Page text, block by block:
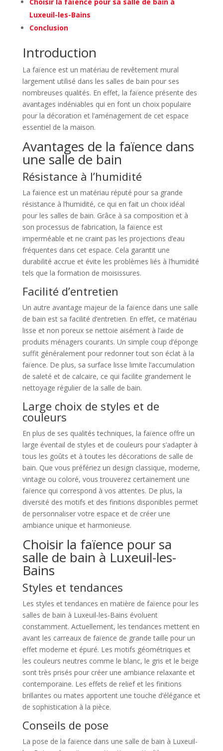
Luxeuil-les-Bains
Conclusion
Introduction
La faïence est un matériau de revêtement mural
largement utilisé dans les salles de bain pour ses
nombreuses qualités. En effet, la faïence présente des
avantages indéniables qui en font un choix populaire
pour la décoration et l’aménagement de cet espace
essentiel de la maison.
Avantages de la faïence dans
une salle de bain
Résistance à l’humidité
La faïence est un matériau réputé pour sa grande
résistance à l’humidité, ce qui en fait un choix idéal
pour les salles de bain. Grâce à sa composition et à
son processus de fabrication, la faïence est
imperméable et ne craint pas les projections d’eau
fréquentes dans cet espace. Cela garantit une
durabilité accrue et évite les problèmes liés à l’humidité
tels que la formation de moisissures.
Facilité d’entretien
Un autre avantage majeur de la faïence dans une salle
de bain est sa facilité d’entretien. En effet, ce matériau
lisse et non poreux se nettoie aisément à l’aide de
produits ménagers courants. Un simple coup d’éponge
suffit généralement pour redonner tout son éclat à la
faïence. De plus, sa surface lisse limite l’accumulation
de saleté et de calcaire, ce qui facilite grandement le
nettoyage régulier de la salle de bain.
Large choix de styles et de
couleurs
En plus de ses qualités techniques, la faïence offre un
large éventail de styles et de couleurs pour s’adapter à
tous les goûts et à toutes les décorations de salle de
bain. Que vous préfériez un design classique, moderne,
vintage ou coloré, vous trouverez certainement une
faïence qui correspond à vos attentes. De plus, la
diversité des motifs et des finitions disponibles permet
de personnaliser votre espace et de créer une
ambiance unique et harmonieuse.
Choisir la faïence pour sa
salle de bain à Luxeuil-les-
Bains
Styles et tendances
Les styles et tendances en matière de faïence pour les
salles de bain à Luxeuil-les-Bains évoluent
constamment. Actuellement, les tendances mettent en
avant les carreaux de faïence de grande taille pour un
effet moderne et épuré. Les motifs géométriques et
les couleurs neutres comme le blanc, le gris et le beige
sont très prisés pour créer une ambiance relaxante et
contemporaine. Les effets de relief et les finitions
brillantes ou mates apportent une touche d’élégance et
de sophistication à la pièce.
Conseils de pose
La pose de la faïence dans une salle de bain à Luxeuil-